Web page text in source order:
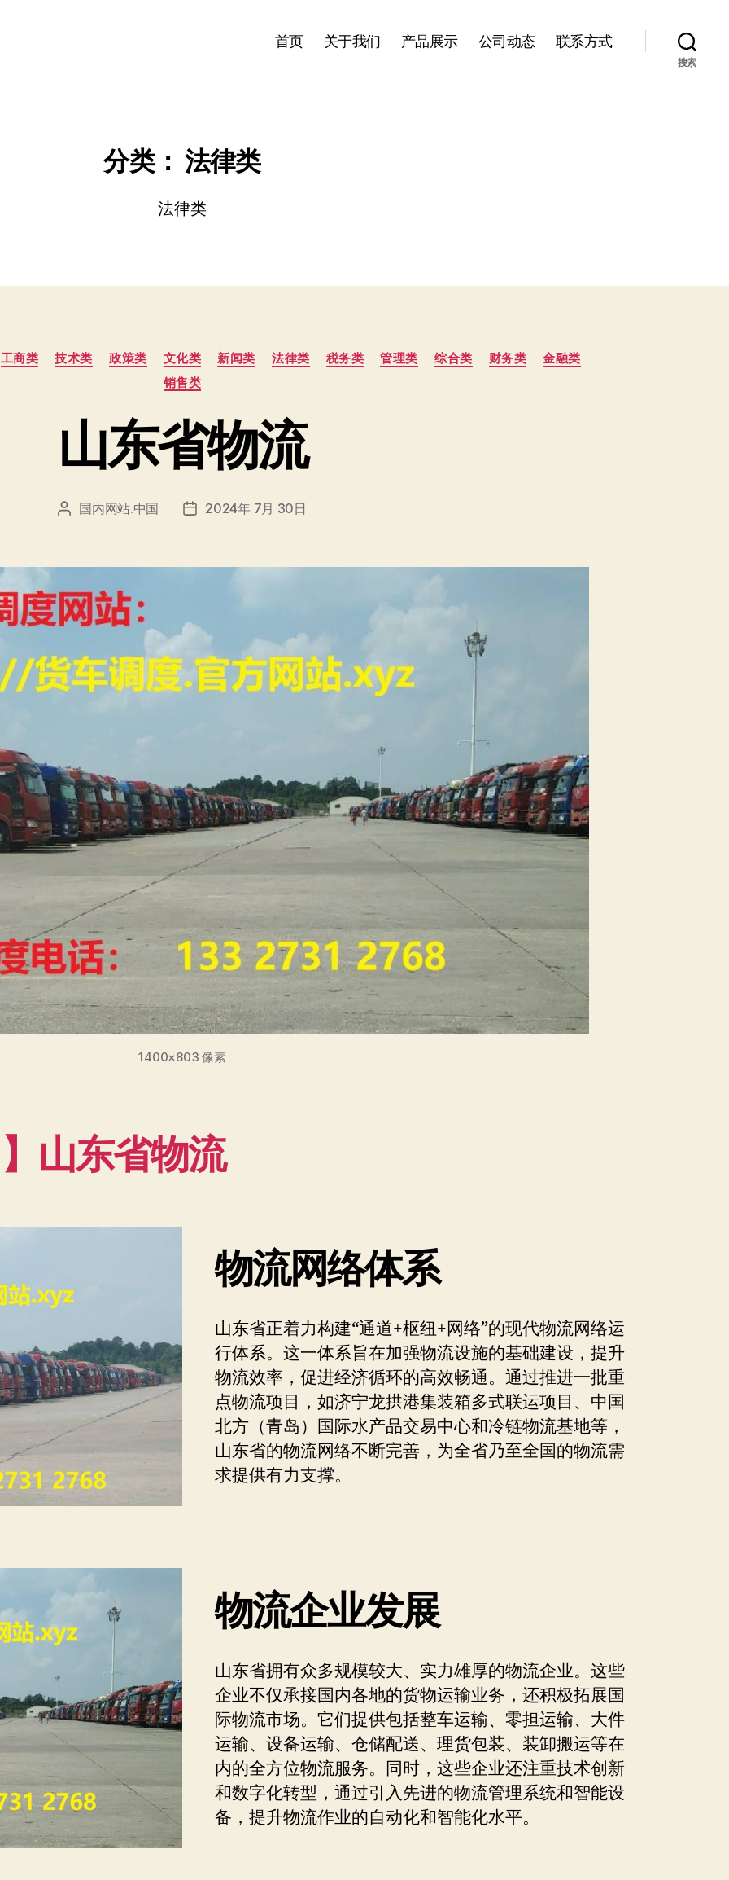
首页 关于我们 产品展示 公司动态 联系方式
搜索
分类：法律类
法律类
分
类
工商类 技术类 政策类 文化类 新闻类 法律类 税务类 管理类 综合类 财务类
金融类
销售类
山东省物流
文
者
国内网站.中国
发
期
2024年 7月 30日
1400×803 像素
山东省物流
物流网络体系
山东省正着力构建“通道+枢纽+网络”的现代物流网络运
行体系。这一体系旨在加强物流设施的基础建设，提升
物流效率，促进经济循环的高效畅通。通过推进一批重
点物流项目，如济宁龙拱港集装箱多式联运项目、中国
北方（青岛）国际水产品交易中心和冷链物流基地等，
山东省的物流网络不断完善，为全省乃至全国的物流需
求提供有力支撑。
物流企业发展
山东省拥有众多规模较大、实力雄厚的物流企业。这些
企业不仅承接国内各地的货物运输业务，还积极拓展国
际物流市场。它们提供包括整车运输、零担运输、大件
运输、设备运输、仓储配送、理货包装、装卸搬运等在
内的全方位物流服务。同时，这些企业还注重技术创新
和数字化转型，通过引入先进的物流管理系统和智能设
备，提升物流作业的自动化和智能化水平。